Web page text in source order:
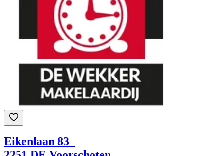
Eikenlaan 83